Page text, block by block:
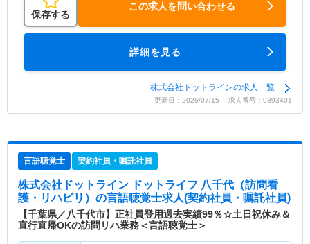
保存する
この求人を問い合わせる
詳細を見る
株式会社ドットラインの求人一覧
更新日：2026/07/15 求人番号：9893401
言語聴覚士 契約社員・嘱託社員
株式会社ドットライン ドットライフ 八千代（訪問看
護・リハビリ） の言語聴覚士求人(契約社員・嘱託社員)
【千葉県／八千代市】正社員登用過去実績99％☆土日祝休み＆
直行直帰OKの訪問リハ業務＜言語聴覚士＞